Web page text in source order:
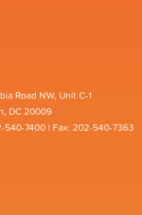
Road NW, Unit C-1
DC 20009
540-7400 | Fax: 202-540-7363